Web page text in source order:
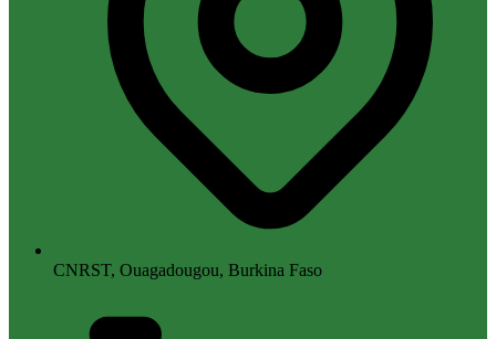
CNRST, Ouagadougou, Burkina Faso